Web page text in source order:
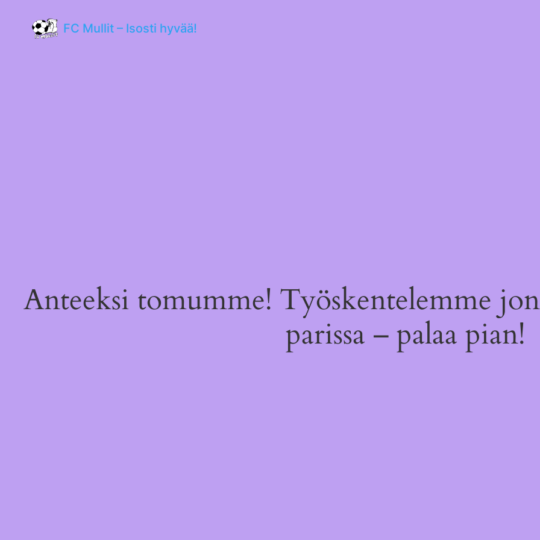
FC Mullit – Isosti hyvää!
Anteeksi tomumme! Työskentelemme
parissa – palaa pian!